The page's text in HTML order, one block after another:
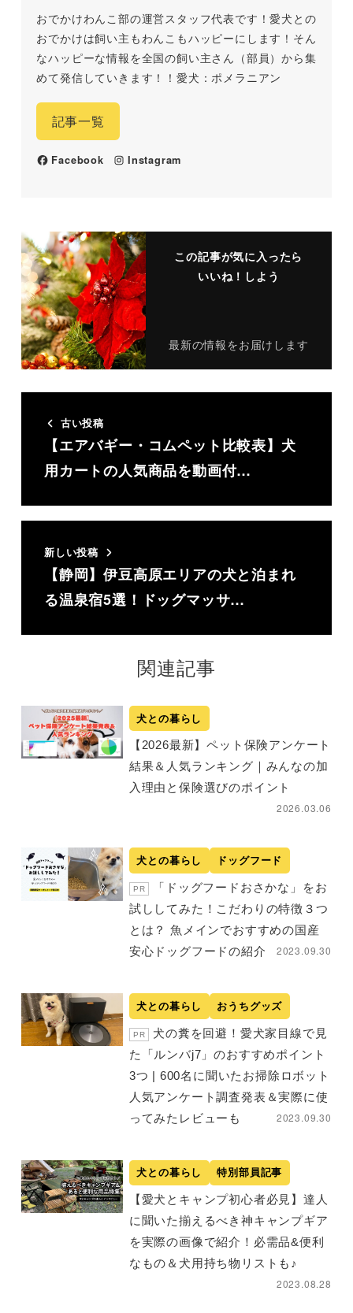
おでかけわんこ部の運営スタッフ代表です！愛犬との
おでかけは飼い主もわんこもハッピーにします！そん
なハッピーな情報を全国の飼い主さん（部員）から集
めて発信していきます！！愛犬：ポメラニアン
記事一覧
Facebook Instagram
この記事が気に入ったら
いいね！しよう
最新の情報をお届けします
古い投稿
【エアバギー・コムペット比較表】犬
用カートの人気商品を動画付…
新しい投稿
【静岡】伊豆高原エリアの犬と泊まれ
る温泉宿5選！ドッグマッサ…
関連記事
犬との暮らし
【2026最新】ペット保険アンケート
結果＆人気ランキング｜みんなの加
入理由と保険選びのポイント
2026.03.06
犬との暮らし ドッグフード
PR
「ドッグフードおさかな」をお
試ししてみた！こだわりの特徴３つ
とは？ 魚メインでおすすめの国産
安心ドッグフードの紹介
2023.09.30
犬との暮らし おうちグッズ
PR
犬の糞を回避！愛犬家目線で見
た「ルンバj7」のおすすめポイント
3つ | 600名に聞いたお掃除ロボット
人気アンケート調査発表＆実際に使
ってみたレビューも
2023.09.30
犬との暮らし 特別部員記事
【愛犬とキャンプ初心者必見】達人
に聞いた揃えるべき神キャンプギア
を実際の画像で紹介！必需品&便利
なもの＆犬用持ち物リストも♪
2023.08.28